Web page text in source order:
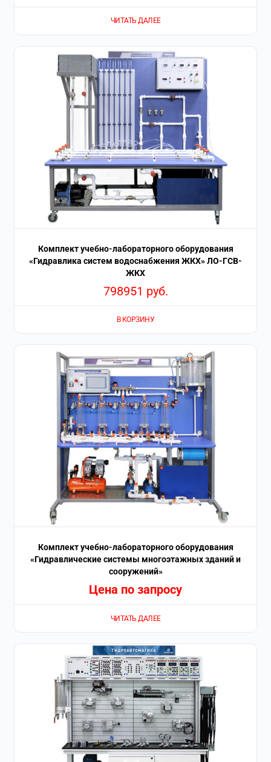
ЧИТАТЬ ДАЛЕЕ
Комплект учебно-лабораторного оборудования
«Гидравлика систем водоснабжения ЖКХ» ЛО-ГСВ-
ЖКХ
798951 руб.
В КОРЗИНУ
Комплект учебно-лабораторного оборудования
«Гидравлические системы многоэтажных зданий и
сооружений»
Цена по запросу
ЧИТАТЬ ДАЛЕЕ